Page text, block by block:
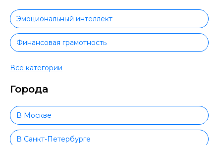
Эмоциональный интеллект
Финансовая грамотность
Коммуникация с людьми и навыки общения
Коучинг
Критическое мышление
Лидерство
Все категории
Города
В Москве
В Санкт-Петербурге